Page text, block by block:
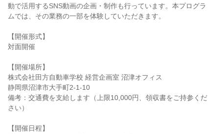
動で活用するSNS動画の企画・制作も行っています。本プログラ
ムでは、その業務の一部を体験していただきます。
【開催形式】
対面開催
【開催場所】
株式会社田方自動車学校 経営企画室 沼津オフィス
静岡県沼津市大手町2-1-10
備考：交通費を支給します（上限10,000円、領収書をご持参くだ
さい）
【開催日程】